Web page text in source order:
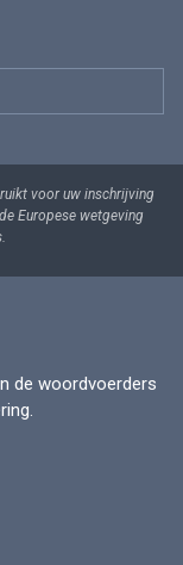
voor uw inschrijving
Europese wetgeving
de woordvoerders